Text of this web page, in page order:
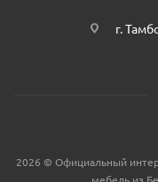
г.
2026 © Официальный
мебель из